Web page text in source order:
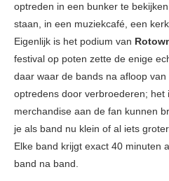
optreden in een bunker te
staan, in een muziekcafé, een
Eigenlijk is het podium van
festival op poten zette de enige
daar waar de bands na afloop
optredens door verbroederen; het
merchandise aan de fan kunnen
je als band nu klein of al iets
Elke band krijgt exact 40 minuten
band na band.